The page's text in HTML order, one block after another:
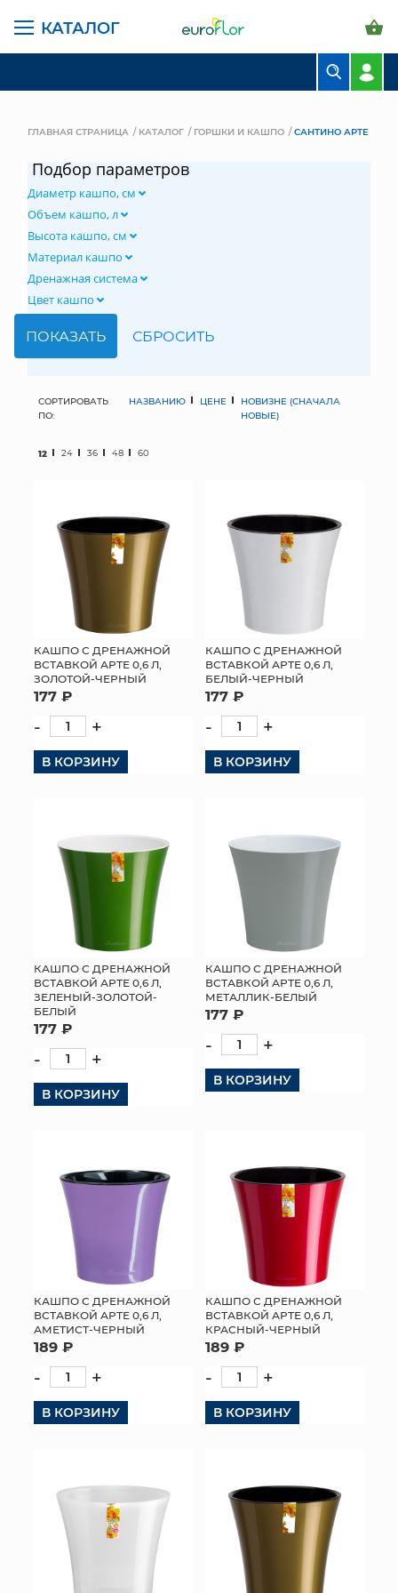
КАТАЛОГ
СВАДЕБНАЯ ФЛОРИСТИКА
КОМНАТНЫЕ РАСТЕНИЯ
ИСКУССТВЕННЫЕ ЦВЕТЫ
ПАКЕТЫ И СУМКИ
ПОДАРОЧНЫЕ КАРТЫ
ТОРГОВЫЙ ЦЕНТР
ГЛАВНАЯ СТРАНИЦА КАТАЛОГ ГОРШКИ И КАШПО САНТИНО АРТЕ
Подбор параметров
Диаметр кашпо, см
Объем кашпо, л
Высота кашпо, см
Материал кашпо
Дренажная система
Цвет кашпо
СОРТИРОВАТЬ
ПО:
НАЗВАНИЮ ЦЕНЕ
НОВИЗНЕ (СНАЧАЛА
НОВЫЕ)
12 24 36 48 60
КАШПО С ДРЕНАЖНОЙ
ВСТАВКОЙ АРТЕ 0,6 Л,
ЗОЛОТОЙ-ЧЕРНЫЙ
177 ₽
- +
В КОРЗИНУ
КАШПО С ДРЕНАЖНОЙ
ВСТАВКОЙ АРТЕ 0,6 Л,
БЕЛЫЙ-ЧЕРНЫЙ
177 ₽
- +
В КОРЗИНУ
КАШПО С ДРЕНАЖНОЙ
ВСТАВКОЙ АРТЕ 0,6 Л,
ЗЕЛЕНЫЙ-ЗОЛОТОЙ-
БЕЛЫЙ
177 ₽
- +
В КОРЗИНУ
КАШПО С ДРЕНАЖНОЙ
ВСТАВКОЙ АРТЕ 0,6 Л,
МЕТАЛЛИК-БЕЛЫЙ
177 ₽
- +
В КОРЗИНУ
КАШПО С ДРЕНАЖНОЙ
ВСТАВКОЙ АРТЕ 0,6 Л,
АМЕТИСТ-ЧЕРНЫЙ
189 ₽
- +
В КОРЗИНУ
КАШПО С ДРЕНАЖНОЙ
ВСТАВКОЙ АРТЕ 0,6 Л,
КРАСНЫЙ-ЧЕРНЫЙ
189 ₽
- +
В КОРЗИНУ